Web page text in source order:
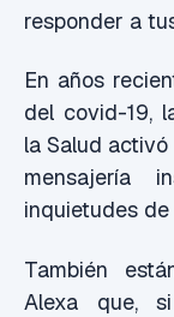
responder a
En años
del covid-19,
la Salud
mensajería
inquietudes
También
Alexa que,